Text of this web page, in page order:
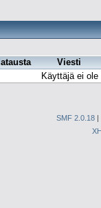
latausta
Viesti
Käyttäjä ei
SMF 2.0.18 |